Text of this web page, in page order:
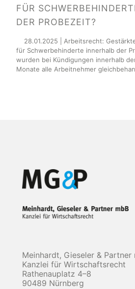
FÜR
DER PROBEZEIT?
28.01.2025 | Arbeitsrecht:
für Schwerbehinderte innerhalb der
wurden bei Kündigungen innerhalb
Monate alle Arbeitnehmer
Meinhardt, Gieseler & Partner
Kanzlei für Wirtschaftsrecht
Rathenauplatz 4–8
90489 Nürnberg